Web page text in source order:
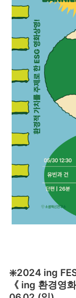
❇️2024 ing
《 ing 환경영